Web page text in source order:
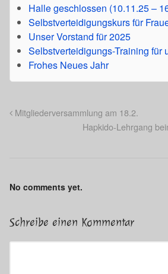
Halle geschlossen (10.11.25 –
Selbstverteidigungskurs für
Unser Vorstand für 2025
Selbstverteidigungs-Training für
Frohes Neues Jahr
Mitgliederversammlung am 18.2.
Hapkido-Lehrgang
No comments yet.
Schreibe einen Kommentar